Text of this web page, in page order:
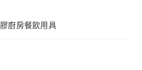
廚房餐飲用具